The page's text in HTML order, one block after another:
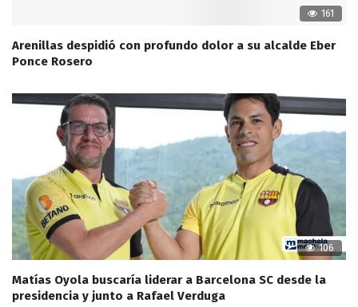
161
Arenillas despidió con profundo dolor a su alcalde Eber
Ponce Rosero
106
Matías Oyola buscaría liderar a Barcelona SC desde la
presidencia y junto a Rafael Verduga